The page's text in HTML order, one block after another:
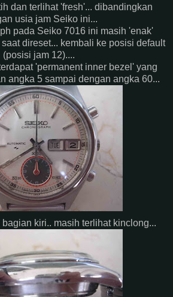
dan terlihat 'fresh'... dibandingkan
usia jam Seiko ini...
pada Seiko 7016 ini masih 'enak'
direset... kembali ke posisi default
(posisi jam 12)....
'permanent inner bezel' yang
angka 5 sampai dengan angka 60...
kiri.. masih terlihat kinclong...